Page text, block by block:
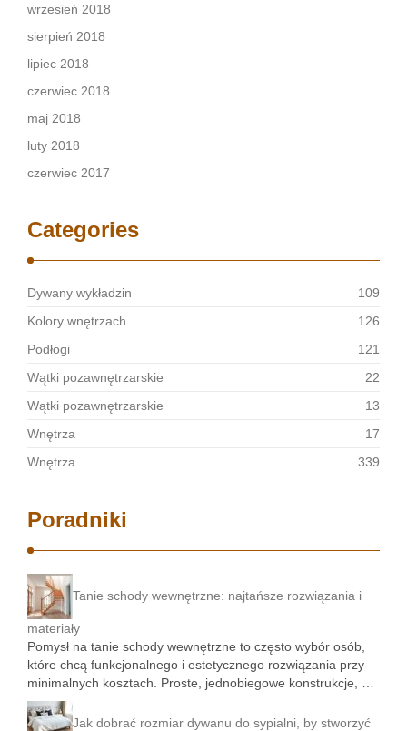
wrzesień 2018
sierpień 2018
lipiec 2018
czerwiec 2018
maj 2018
luty 2018
czerwiec 2017
Categories
Dywany wykładzin
109
Kolory wnętrzach
126
Podłogi
121
Wątki pozawnętrzarskie
22
Wątki pozawnętrzarskie
13
Wnętrza
17
Wnętrza
339
Poradniki
Tanie schody wewnętrzne: najtańsze rozwiązania i
materiały
Pomysł na tanie schody wewnętrzne to często wybór osób,
które chcą funkcjonalnego i estetycznego rozwiązania przy
minimalnych kosztach. Proste, jednobiegowe konstrukcje, …
Jak dobrać rozmiar dywanu do sypialni, by stworzyć